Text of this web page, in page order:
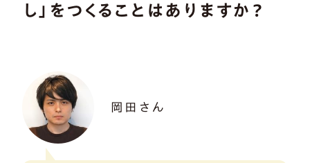
し」をつくることはありますか？
岡田さん